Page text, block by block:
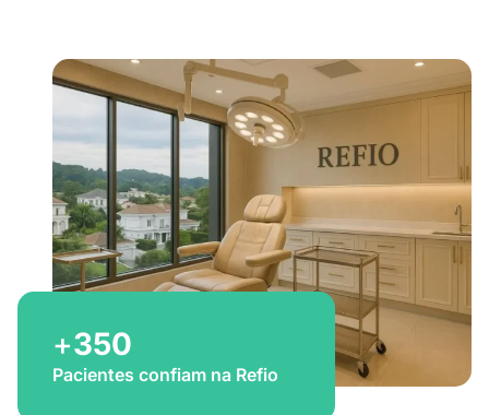
+350
Pacientes confiam na Refio